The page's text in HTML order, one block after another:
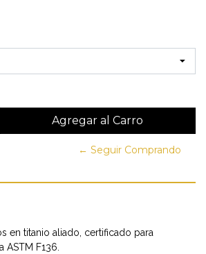
← Seguir Comprando
en titanio aliado, certificado para
F136.